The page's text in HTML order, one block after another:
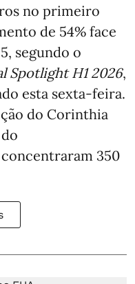
no primeiro
de 54% face
segundo o
Spotlight H1 2026,
esta sexta-feira.
do Corinthia
350